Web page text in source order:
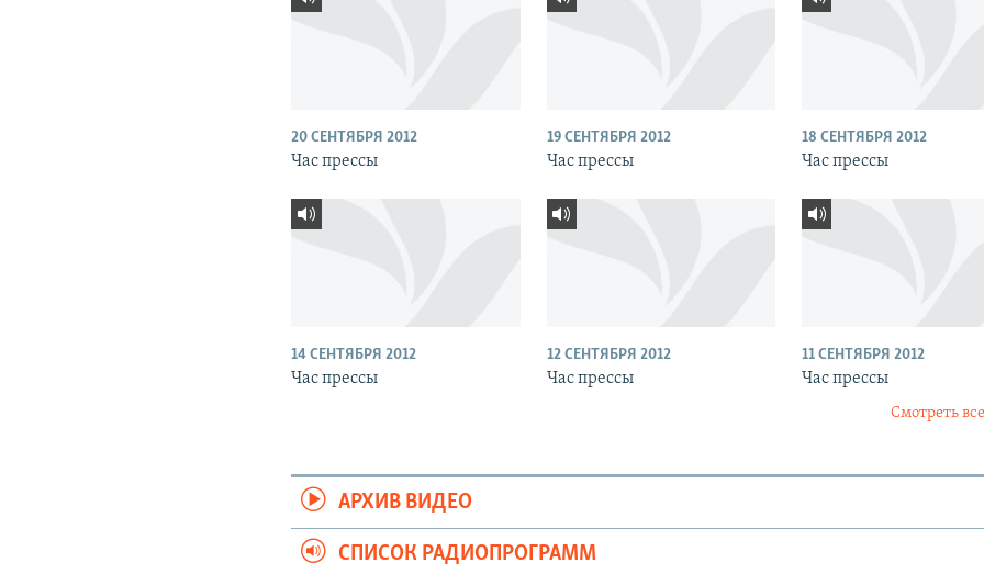
20 СЕНТЯБРЯ 2012
Час прессы
19 СЕНТЯБРЯ 2012
Час прессы
18 СЕНТЯБРЯ 2012
Час прессы
14 СЕНТЯБРЯ 2012
Час прессы
12 СЕНТЯБРЯ 2012
Час прессы
11 СЕНТЯБРЯ 2012
Час прессы
Смотреть
АРХИВ ВИДЕО
СПИСОК РАДИОПРОГРАММ